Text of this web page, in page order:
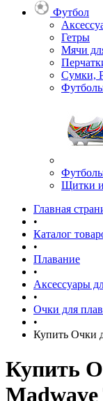
Футбол
Гетры
Мячи
Сумки,
Щитки
Главная
•
Каталог
•
Плавание
•
Аксессуары
•
Очки для
•
Купить Очки
Купить
Madwave